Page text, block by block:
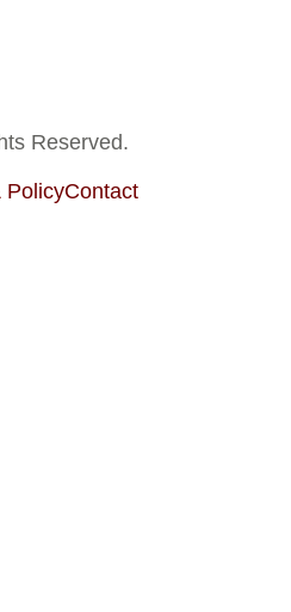
Reserved.
PolicyContact